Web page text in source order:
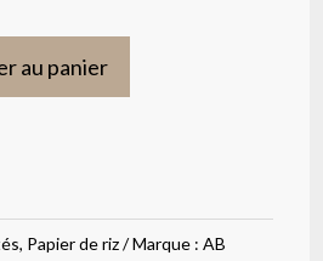
au panier
, Papier de riz Marque :AB